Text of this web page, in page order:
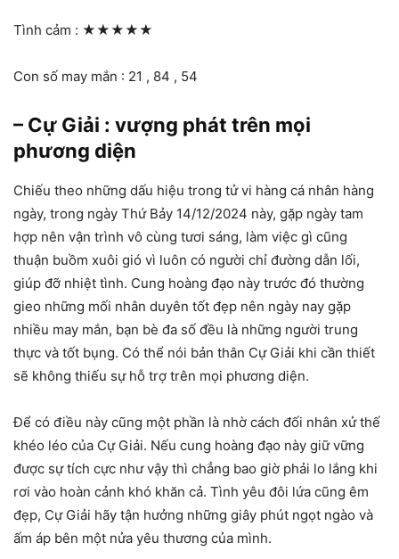
Tình cảm : ★★★★★
Con số may mắn : 21 , 84 , 54
– Cự Giải : vượng phát trên mọi
phương diện
Chiếu theo những dấu hiệu trong tử vi hàng cá nhân hàng
ngày, trong ngày Thứ Bảy 14/12/2024 này, gặp ngày tam
hợp nên vận trình vô cùng tươi sáng, làm việc gì cũng
thuận buồm xuôi gió vì luôn có người chỉ đường dẫn lối,
giúp đỡ nhiệt tình. Cung hoàng đạo này trước đó thường
gieo những mối nhân duyên tốt đẹp nên ngày nay gặp
nhiều may mắn, bạn bè đa số đều là những người trung
thực và tốt bụng. Có thể nói bản thân Cự Giải khi cần thiết
sẽ không thiếu sự hỗ trợ trên mọi phương diện.
Để có điều này cũng một phần là nhờ cách đối nhân xử thế
khéo léo của Cự Giải. Nếu cung hoàng đạo này giữ vững
được sự tích cực như vậy thì chẳng bao giờ phải lo lắng khi
rơi vào hoàn cảnh khó khăn cả. Tình yêu đôi lứa cũng êm
đẹp, Cự Giải hãy tận hưởng những giây phút ngọt ngào và
ấm áp bên một nửa yêu thương của mình.